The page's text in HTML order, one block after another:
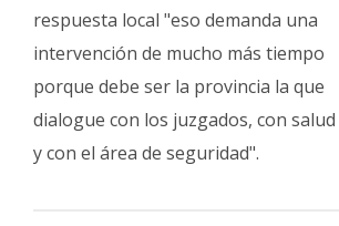
respuesta local "eso demanda una
intervención de mucho más tiempo
porque debe ser la provincia la que
dialogue con los juzgados, con salud
y con el área de seguridad".